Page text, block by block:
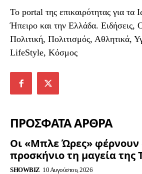
To portal της επικαιρότητας για τα
Ήπειρο και την Ελλάδα. Ειδήσεις,
Πολιτική, Πολιτισμός, Αθλητικά,
LifeStyle, Κόσμος
ΠΡΟΣΦΑΤΑ ΑΡΘΡΑ
Οι «Μπλε Ώρες» φέρνουν
προσκήνιο τη μαγεία της
SHOWBIZ 10 Αυγούστου, 2026